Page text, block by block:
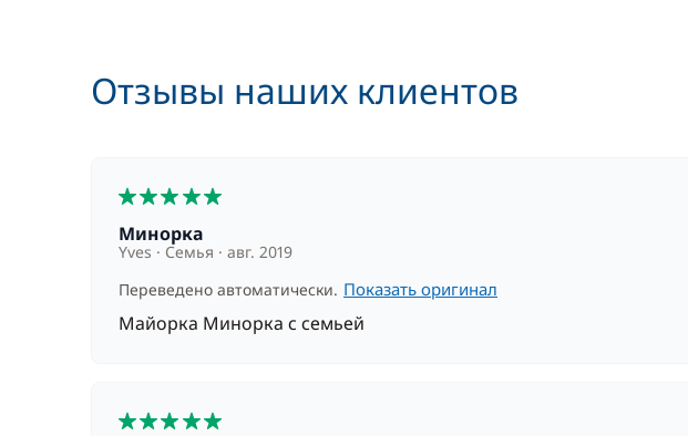
Отзывы наших клиентов
Минорка
Yves Семья
авг. 2019
Переведено автоматически. Показать оригинал
Майорка Минорка с семьей